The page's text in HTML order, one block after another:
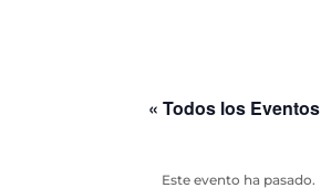
« Todos los Eventos
Este evento ha pasado.